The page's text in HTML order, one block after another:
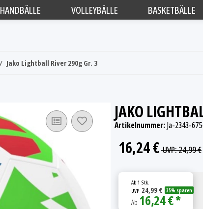
HANDBÄLLE VOLLEYBÄLLE BASKETBÄLLE
Jako Lightball River 290g Gr. 3
JAKO
Artikelnummer:Ja-2343-
16,24 €UVP:24,99 €
Ab 1 Stk.
UVP 24,99 € 35% sparen
Ab16,24 € *